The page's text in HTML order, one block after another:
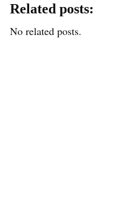
Related posts:
No related posts.